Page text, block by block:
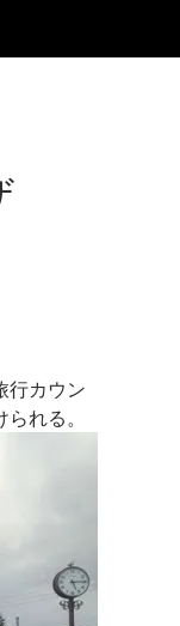
行カウン
れる。